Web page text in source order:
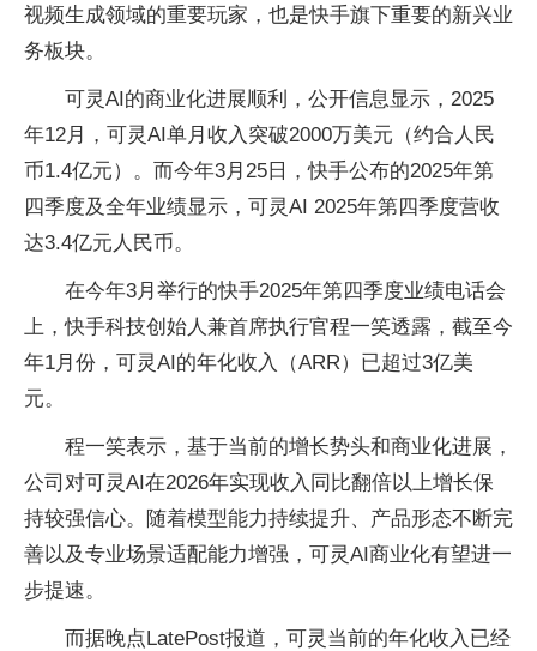
视频生成领域的重要玩家，也是快手旗下重要的新兴业
务板块。
可灵AI的商业化进展顺利，公开信息显示，2025
年12月，可灵AI单月收入突破2000万美元（约合人民
币1.4亿元）。而今年3月25日，快手公布的2025年第
四季度及全年业绩显示，可灵AI 2025年第四季度营收
达3.4亿元人民币。
在今年3月举行的快手2025年第四季度业绩电话会
上，快手科技创始人兼首席执行官程一笑透露，截至今
年1月份，可灵AI的年化收入（ARR）已超过3亿美
元。
程一笑表示，基于当前的增长势头和商业化进展，
公司对可灵AI在2026年实现收入同比翻倍以上增长保
持较强信心。随着模型能力持续提升、产品形态不断完
善以及专业场景适配能力增强，可灵AI商业化有望进一
步提速。
而据晚点LatePost报道，可灵当前的年化收入已经